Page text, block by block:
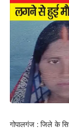
गोपालगंज : जिले के